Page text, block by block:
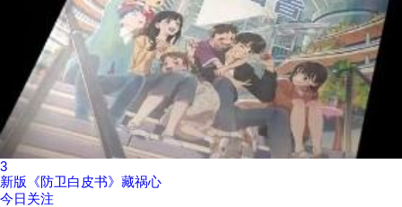
3
新版《防卫白皮书》藏祸心
今日关注